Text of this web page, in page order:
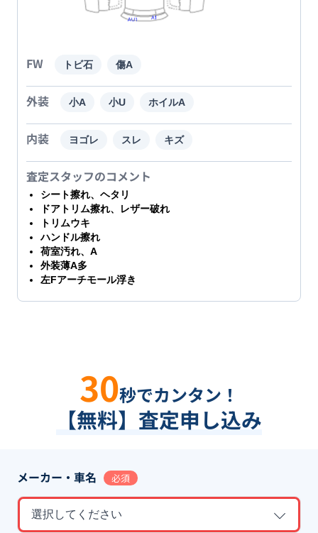
FW トビ石 傷A
外装 小A 小U ホイルA
内装 ヨゴレ スレ キズ
査定スタッフのコメント
シート擦れ、ヘタリ
ドアトリム擦れ、レザー破れ
トリムウキ
ハンドル擦れ
荷室汚れ、A
外装薄A多
左Fアーチモール浮き
30秒でカンタン！
【無料】査定申し込み
メーカー・車名 必須
選択してください